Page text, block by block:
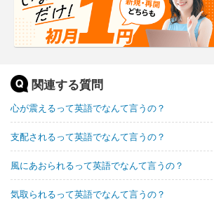
関連する質問
心が震えるって英語でなんて言うの？
支配されるって英語でなんて言うの？
風にあおられるって英語でなんて言うの？
気取られるって英語でなんて言うの？